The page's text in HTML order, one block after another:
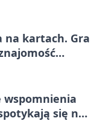
na kartach. Gra
wspomnienia
się na